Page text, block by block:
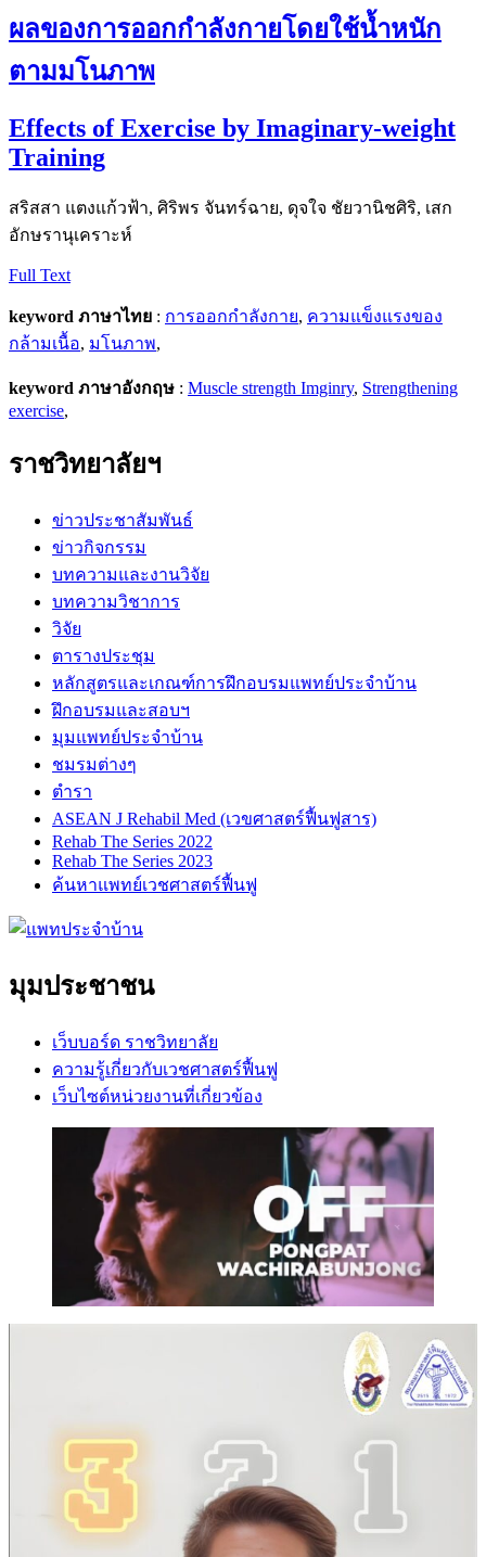
ผลของการออกกำลังกายโดยใช้น้ำหนัก
ตามมโนภาพ
Effects of Exercise by Imaginary-weight
Training
สริสสา แตงแก้วฟ้า, ศิริพร จันทร์ฉาย, ดุจใจ ชัยวานิชศิริ, เสก
อักษรานุเคราะห์
Full Text
keyword ภาษาไทย : การออกกำลังกาย, ความแข็งแรงของ
กล้ามเนื้อ, มโนภาพ,
keyword ภาษาอังกฤษ : Muscle strength Imginry, Strengthening
exercise,
ราชวิทยาลัยฯ
ข่าวประชาสัมพันธ์
ข่าวกิจกรรม
บทความและงานวิจัย
บทความวิชาการ
วิจัย
ตารางประชุม
หลักสูตรและเกณฑ์การฝึกอบรมแพทย์ประจำบ้าน
ฝึกอบรมและสอบฯ
มุมแพทย์ประจำบ้าน
ชมรมต่างๆ
ตำรา
ASEAN J Rehabil Med (เวขศาสตร์ฟื้นฟูสาร)
Rehab The Series 2022
Rehab The Series 2023
ค้นหาแพทย์เวชศาสตร์ฟื้นฟู
มุมประชาชน
เว็บบอร์ด ราชวิทยาลัย
ความรู้เกี่ยวกับเวชศาสตร์ฟื้นฟู
เว็บไซต์หน่วยงานที่เกี่ยวข้อง